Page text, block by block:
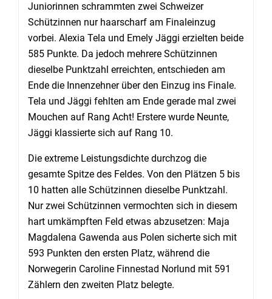
Juniorinnen schrammten zwei Schweizer
Schützinnen nur haarscharf am Finaleinzug
vorbei. Alexia Tela und Emely Jäggi erzielten beide
585 Punkte. Da jedoch mehrere Schützinnen
dieselbe Punktzahl erreichten, entschieden am
Ende die Innenzehner über den Einzug ins Finale.
Tela und Jäggi fehlten am Ende gerade mal zwei
Mouchen auf Rang Acht! Erstere wurde Neunte,
Jäggi klassierte sich auf Rang 10.
Die extreme Leistungsdichte durchzog die
gesamte Spitze des Feldes. Von den Plätzen 5 bis
10 hatten alle Schützinnen dieselbe Punktzahl.
Nur zwei Schützinnen vermochten sich in diesem
hart umkämpften Feld etwas abzusetzen: Maja
Magdalena Gawenda aus Polen sicherte sich mit
593 Punkten den ersten Platz, während die
Norwegerin Caroline Finnestad Norlund mit 591
Zählern den zweiten Platz belegte.